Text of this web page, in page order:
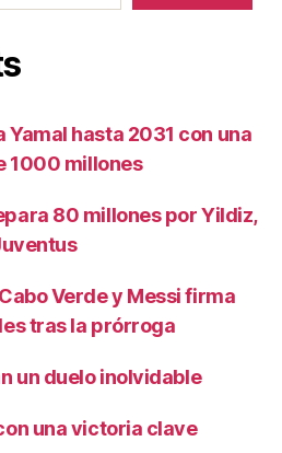
Yamal hasta 2031 con una
1000 millones
80 millones por Yildiz,
Verde y Messi firma
tras la prórroga
un duelo inolvidable
una victoria clave